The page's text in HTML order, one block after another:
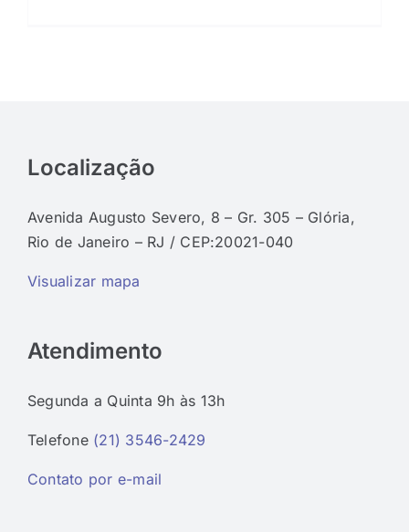
Localização
Avenida Augusto Severo, 8 – Gr. 305 – Glória,
Rio de Janeiro – RJ / CEP:20021-040
Visualizar mapa
Atendimento
Segunda a Quinta 9h às 13h
Telefone (21) 3546-2429
Contato por e-mail